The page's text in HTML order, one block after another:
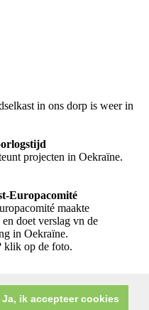
Ja, ik accepteer cookies
in ons dorp is weer in
projecten in Oekraïne.
Europacomité
maakte
en doet verslag vn de
in Oekraïne.
klik op de foto.